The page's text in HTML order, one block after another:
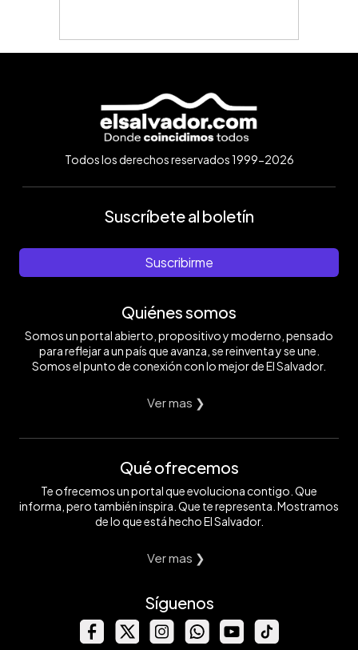
Todos los derechos reservados 1999-2026
Suscríbete al boletín
Suscribirme
Quiénes somos
Somos un portal abierto, propositivo y moderno, pensado
para reflejar a un país que avanza, se reinventa y se une.
Somos el punto de conexión con lo mejor de El Salvador.
Ver mas ❯
Qué ofrecemos
Te ofrecemos un portal que evoluciona contigo. Que
informa, pero también inspira. Que te representa. Mostramos
de lo que está hecho El Salvador.
Ver mas ❯
Síguenos